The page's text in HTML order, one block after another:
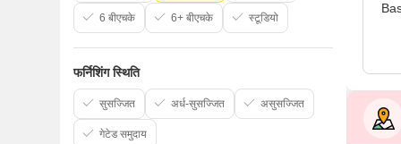
6 बीएचके 6+ बीएचके स्टूडियो
फर्निशिंग स्थिति
सुसज्जित अर्ध-सुसज्जित असुसज्जित
गेटेड समुदाय